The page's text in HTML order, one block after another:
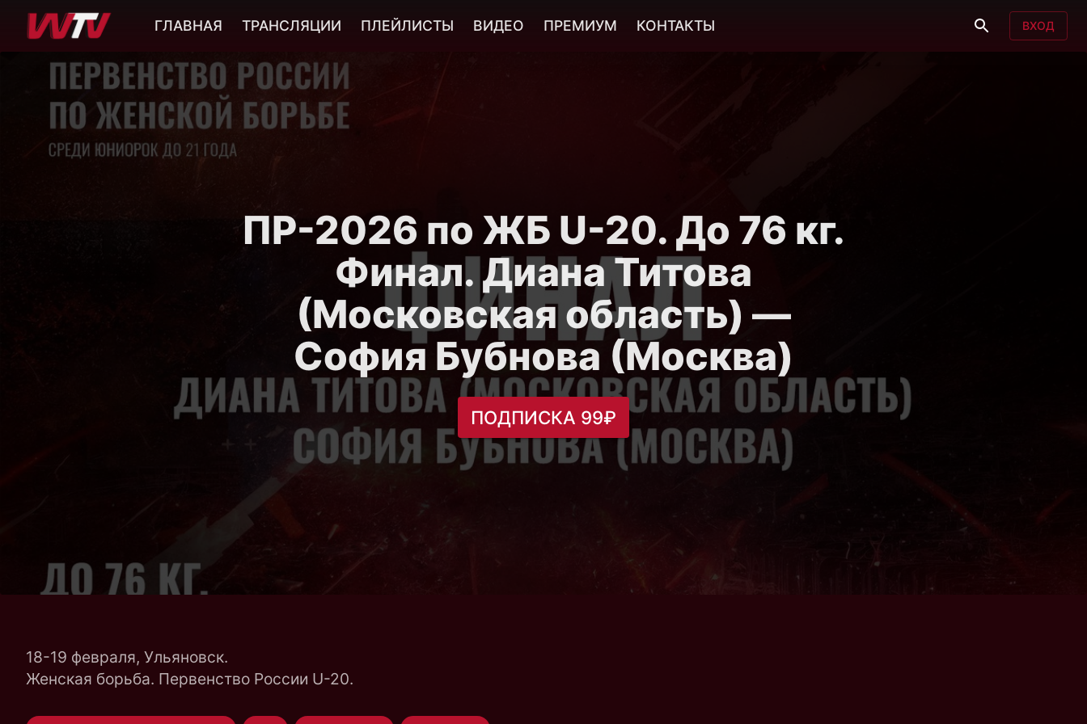
ПР-2026 по ЖБ U-20. До 76 кг.
Финал. Диана Титова
(Московская область) —
София Бубнова (Москва)
ПОДПИСКА 99₽
18-19 февраля, Ульяновск.
Женская борьба. Первенство России U-20.
ГЛАВНАЯ ТРАНСЛЯЦИИ ПЛЕЙЛИСТЫ ВИДЕО ПРЕМИУМ КОНТАКТЫ ВХОД